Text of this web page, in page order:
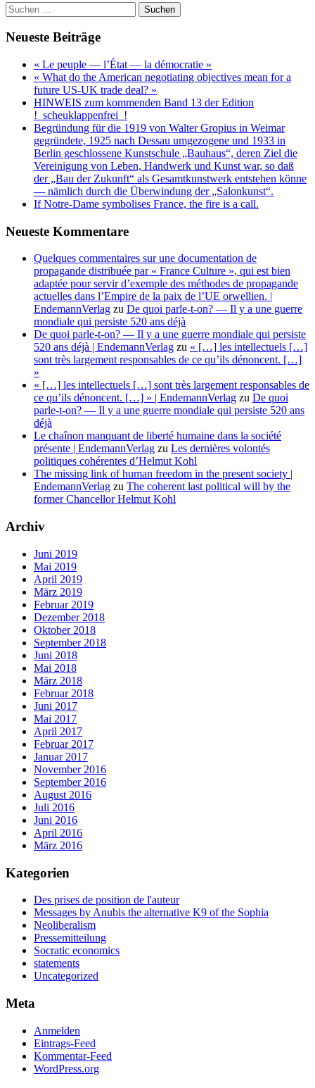
Suchen
nach:
Neueste Beiträge
« Le peuple — l’État — la démocratie »
« What do the American negotiating objectives mean for a
future US-UK trade deal? »
HINWEIS zum kommenden Band 13 der Edition
!_scheuklappenfrei_!
Begründung für die 1919 von Walter Gropius in Weimar
gegründete, 1925 nach Dessau umgezogene und 1933 in
Berlin geschlossene Kunstschule „Bauhaus“, deren Ziel die
Vereinigung von Leben, Handwerk und Kunst war, so daß
der „Bau der Zukunft“ als Gesamtkunstwerk entstehen könne
— nämlich durch die Überwindung der „Salonkunst“.
If Notre-Dame symbolises France, the fire is a call.
Neueste Kommentare
Quelques commentaires sur une documentation de
propagande distribuée par « France Culture », qui est bien
adaptée pour servir d’exemple des méthodes de propagande
actuelles dans l’Empire de la paix de l’UE orwellien. |
EndemannVerlag zu De quoi parle-t-on? — Il y a une guerre
mondiale qui persiste 520 ans déjà
De quoi parle-t-on? — Il y a une guerre mondiale qui persiste
520 ans déjà | EndemannVerlag zu « […] les intellectuels […]
sont très largement responsables de ce qu’ils dénoncent. […]
»
« […] les intellectuels […] sont très largement responsables de
ce qu’ils dénoncent. […] » | EndemannVerlag zu De quoi
parle-t-on? — Il y a une guerre mondiale qui persiste 520 ans
déjà
Le chaînon manquant de liberté humaine dans la société
présente | EndemannVerlag zu Les dernières volontés
politiques cohérentes d’Helmut Kohl
The missing link of human freedom in the present society |
EndemannVerlag zu The coherent last political will by the
former Chancellor Helmut Kohl
Archiv
Juni 2019
Mai 2019
April 2019
März 2019
Februar 2019
Dezember 2018
Oktober 2018
September 2018
Juni 2018
Mai 2018
März 2018
Februar 2018
Juni 2017
Mai 2017
April 2017
Februar 2017
Januar 2017
November 2016
September 2016
August 2016
Juli 2016
Juni 2016
April 2016
März 2016
Kategorien
Des prises de position de l'auteur
Messages by Anubis the alternative K9 of the Sophia
Neoliberalism
Pressemitteilung
Socratic economics
statements
Uncategorized
Meta
Anmelden
Eintrags-Feed
Kommentar-Feed
WordPress.org